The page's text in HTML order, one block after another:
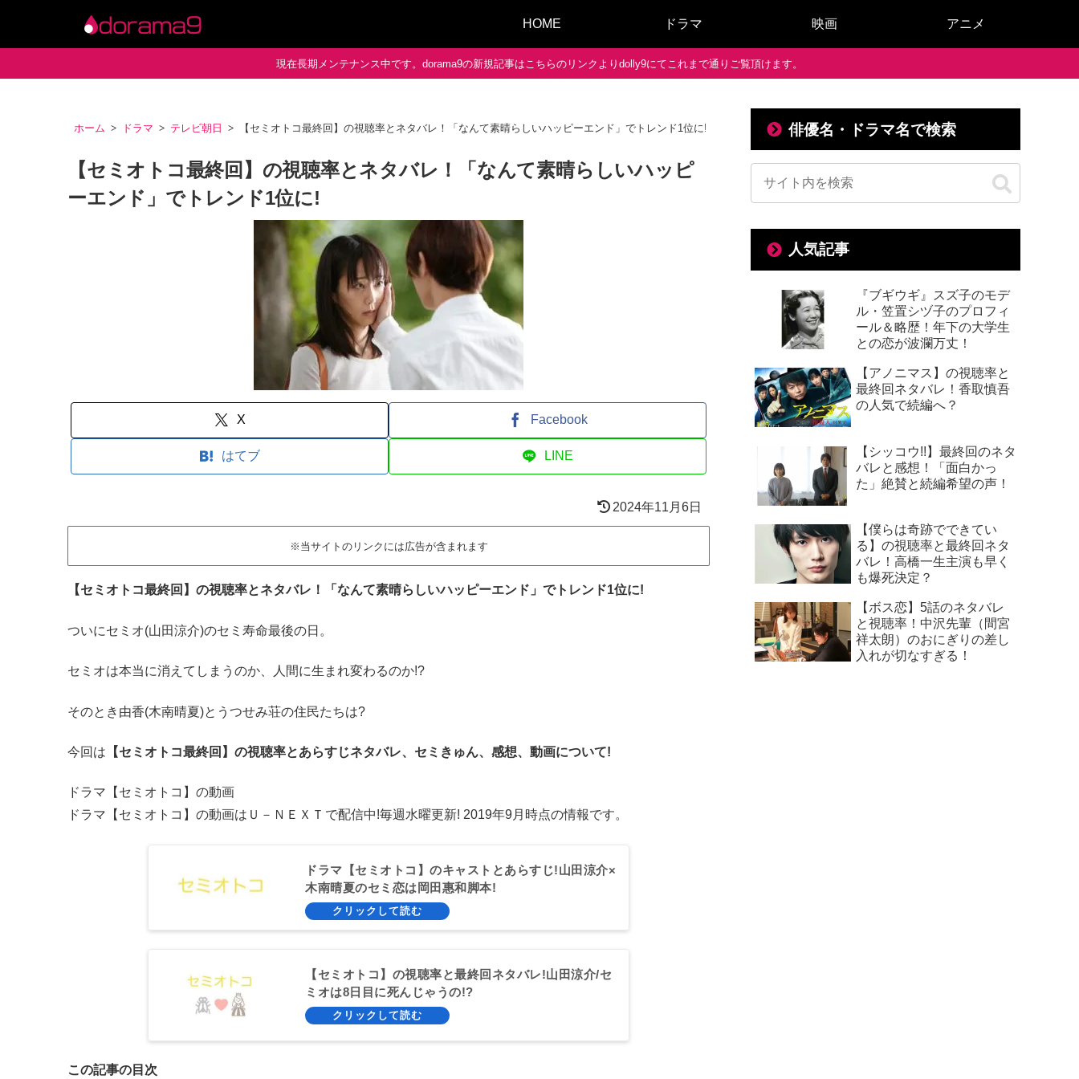
HOME ドラマ 映画 アニメ
現在長期メンテナンス中です。dorama9の新規記事はこちらのリンクよりdolly9にてこれまで通りご覧頂けます。
ホーム ドラマ テレビ朝日 【セミオトコ最終回】の視聴率とネタバレ！「なんて素晴らしいハッピーエンド」でトレンド1位に!
【セミオトコ最終回】の視聴率とネタバレ！「なんて素晴らしいハッピ
ーエンド」でトレンド1位に!
X Facebook
はてブ LINE
2024年11月6日
※当サイトのリンクには広告が含まれます
【セミオトコ最終回】の視聴率とネタバレ！「なんて素晴らしいハッピーエンド」でトレンド1位に!
ついにセミオ(山田涼介)のセミ寿命最後の日。
セミオは本当に消えてしまうのか、人間に生まれ変わるのか!?
そのとき由香(木南晴夏)とうつせみ荘の住民たちは?
今回は 【セミオトコ最終回】の視聴率とあらすじネタバレ、セミきゅん、感想、動画について!
ドラマ【セミオトコ】の動画
ドラマ【セミオトコ】の動画はＵ－ＮＥＸＴ で配信中!毎週水曜更新! 2019年9月時点の情報です。
ドラマ【セミオトコ】のキャストとあらすじ!山田涼介×
木南晴夏のセミ恋は岡田惠和脚本!
【セミオトコ】の視聴率と最終回ネタバレ!山田涼介/セ
ミオは8日目に死んじゃうの!?
この記事の目次
俳優名・ドラマ名で検索
人気記事
『ブギウギ』スズ子のモデ
ル・笠置シヅ子のプロフィ
ール＆略歴！年下の大学生
との恋が波瀾万丈！
【アノニマス】の視聴率と
最終回ネタバレ！香取慎吾
の人気で続編へ？
【シッコウ!!】最終回のネタ
バレと感想！「面白かっ
た」絶賛と続編希望の声！
【僕らは奇跡でできてい
る】の視聴率と最終回ネタ
バレ！高橋一生主演も早く
も爆死決定？
【ボス恋】5話のネタバレ
と視聴率！中沢先輩（間宮
祥太朗）のおにぎりの差し
入れが切なすぎる！